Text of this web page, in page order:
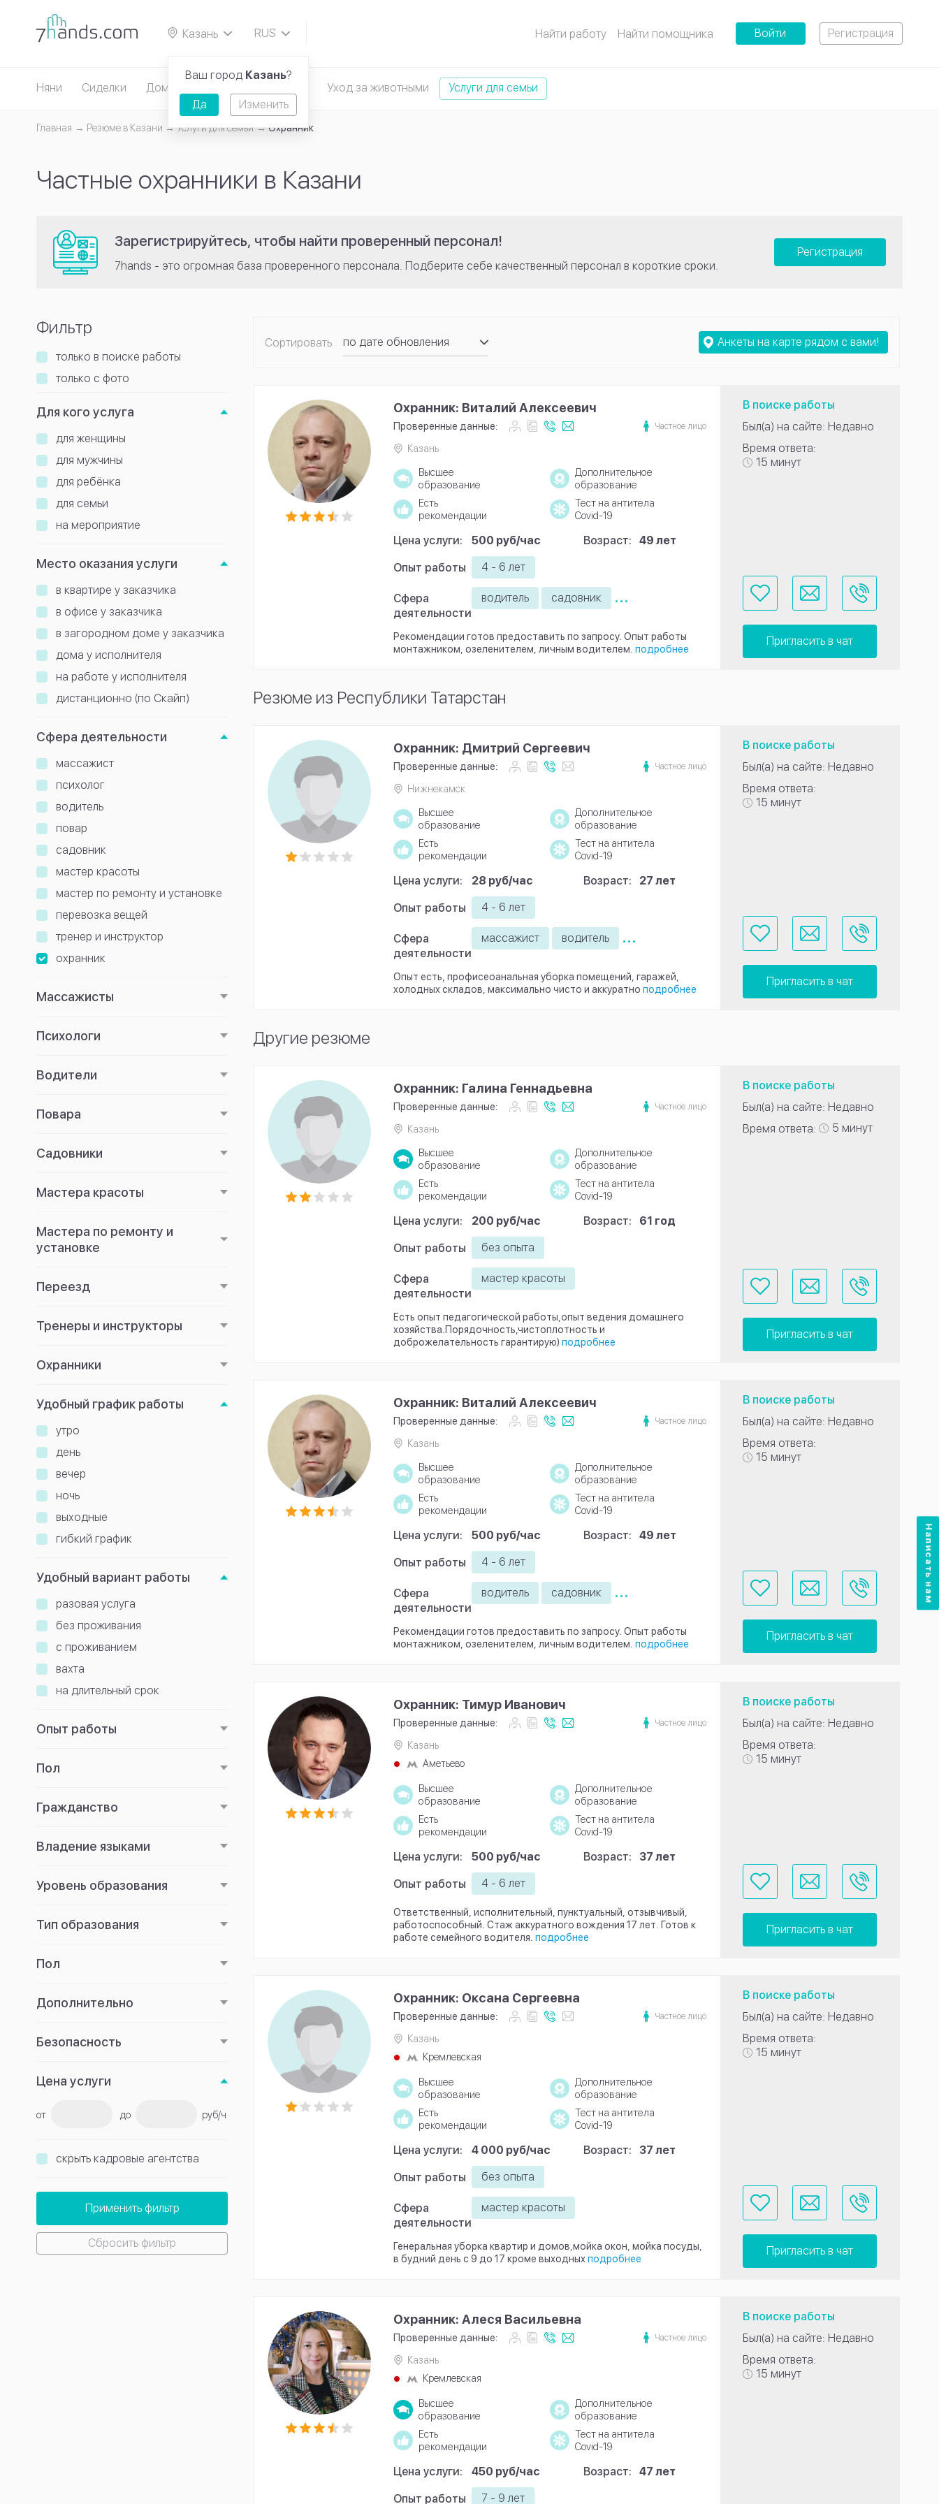
Казань
RUS
Найти работу Найти помощника Войти Регистрация
Няни Сиделки Домработницы Уход за животными Услуги для семьи
Главная Резюме в Казани Услуги для семьи Охранник
Частные охранники в Казани
Зарегистрируйтесь, чтобы найти проверенный персонал!
7hands - это огромная база проверенного персонала. Подберите себе качественный персонал в короткие сроки.
Регистрация
Фильтр
только в поиске работы
только с фото
Для кого услуга
для женщины
для мужчины
для ребёнка
для семьи
на мероприятие
Место оказания услуги
в квартире у заказчика
в офисе у заказчика
в загородном доме у заказчика
дома у исполнителя
на работе у исполнителя
дистанционно (по Скайп)
Сфера деятельности
массажист
психолог
водитель
повар
садовник
мастер красоты
мастер по ремонту и установке
перевозка вещей
тренер и инструктор
охранник
Массажисты
Психологи
Водители
Повара
Садовники
Мастера красоты
Мастера по ремонту и
установке
Переезд
Тренеры и инструкторы
Охранники
Удобный график работы
утро
день
вечер
ночь
выходные
гибкий график
Удобный вариант работы
разовая услуга
без проживания
с проживанием
вахта
на длительный срок
Опыт работы
Пол
Гражданство
Владение языками
Уровень образования
Тип образования
Пол
Дополнительно
Безопасность
Цена услуги
от до руб/ч
скрыть кадровые агентства
Применить фильтр
Сбросить фильтр
Сортировать
по дате обновления
по рейтингу
Анкеты на карте рядом с вами!
Охранник: Виталий Алексеевич
Проверенные данные: Частное лицо
Казань
Высшее
образование
Дополнительное
образование
Есть
рекомендации
Тест на антитела
Covid-19
Цена услуги: 500 руб/час Возраст: 49 лет
Опыт работы 4 - 6 лет
Сфера
деятельности
водитель садовник ...
Рекомендации готов предоставить по запросу. Опыт работы
монтажником, озеленителем, личным водителем. подробнее
В поиске работы
Был(а) на сайте: Недавно
Время ответа:
15 минут
Пригласить в чат
Резюме из Республики Татарстан
Охранник: Дмитрий Сергеевич
Проверенные данные: Частное лицо
Нижнекамск
Высшее
образование
Дополнительное
образование
Есть
рекомендации
Тест на антитела
Covid-19
Цена услуги: 28 руб/час Возраст: 27 лет
Опыт работы 4 - 6 лет
Сфера
деятельности
массажист водитель ...
Опыт есть, профисеоанальная уборка помещений, гаражей,
холодных складов, максимально чисто и аккуратно подробнее
В поиске работы
Был(а) на сайте: Недавно
Время ответа:
15 минут
Пригласить в чат
Другие резюме
Охранник: Галина Геннадьевна
Проверенные данные: Частное лицо
Казань
Высшее
образование
Дополнительное
образование
Есть
рекомендации
Тест на антитела
Covid-19
Цена услуги: 200 руб/час Возраст: 61 год
Опыт работы без опыта
Сфера
деятельности
мастер красоты
Есть опыт педагогической работы,опыт ведения домашнего
хозяйства.Порядочность,чистоплотность и
доброжелательность гарантирую) подробнее
В поиске работы
Был(а) на сайте: Недавно
Время ответа:
5 минут
Пригласить в чат
Охранник: Виталий Алексеевич
Проверенные данные: Частное лицо
Казань
Высшее
образование
Дополнительное
образование
Есть
рекомендации
Тест на антитела
Covid-19
Цена услуги: 500 руб/час Возраст: 49 лет
Опыт работы 4 - 6 лет
Сфера
деятельности
водитель садовник ...
Рекомендации готов предоставить по запросу. Опыт работы
монтажником, озеленителем, личным водителем. подробнее
В поиске работы
Был(а) на сайте: Недавно
Время ответа:
15 минут
Пригласить в чат
Охранник: Тимур Иванович
Проверенные данные: Частное лицо
Казань
Аметьево
Высшее
образование
Дополнительное
образование
Есть
рекомендации
Тест на антитела
Covid-19
Цена услуги: 500 руб/час Возраст: 37 лет
Опыт работы 4 - 6 лет
Ответственный, исполнительный, пунктуальный, отзывчивый,
работоспособный. Стаж аккуратного вождения 17 лет. Готов к
работе семейного водителя. подробнее
В поиске работы
Был(а) на сайте: Недавно
Время ответа:
15 минут
Пригласить в чат
Охранник: Оксана Сергеевна
Проверенные данные: Частное лицо
Казань
Кремлевская
Высшее
образование
Дополнительное
образование
Есть
рекомендации
Тест на антитела
Covid-19
Цена услуги: 4 000 руб/час Возраст: 37 лет
Опыт работы без опыта
Сфера
деятельности
мастер красоты
Генеральная уборка квартир и домов,мойка окон, мойка посуды,
в будний день с 9 до 17 кроме выходныхподробнее
В поиске работы
Был(а) на сайте: Недавно
Время ответа:
15 минут
Пригласить в чат
Охранник: Алеся Васильевна
Проверенные данные: Частное лицо
Казань
Кремлевская
Высшее
образование
Дополнительное
образование
Есть
рекомендации
Тест на антитела
Covid-19
Цена услуги: 450 руб/час Возраст: 47 лет
Опыт работы 7 - 9 лет
В поиске работы
Был(а) на сайте: Недавно
Время ответа:
15 минут
Написать нам
Ваш город Казань?
Да Изменить